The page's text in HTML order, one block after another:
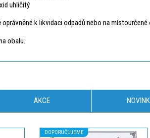
uhličitý.
k likvidaci odpadů nebo na místourčené
obalu.
AKCE
DOPORUČUJEME